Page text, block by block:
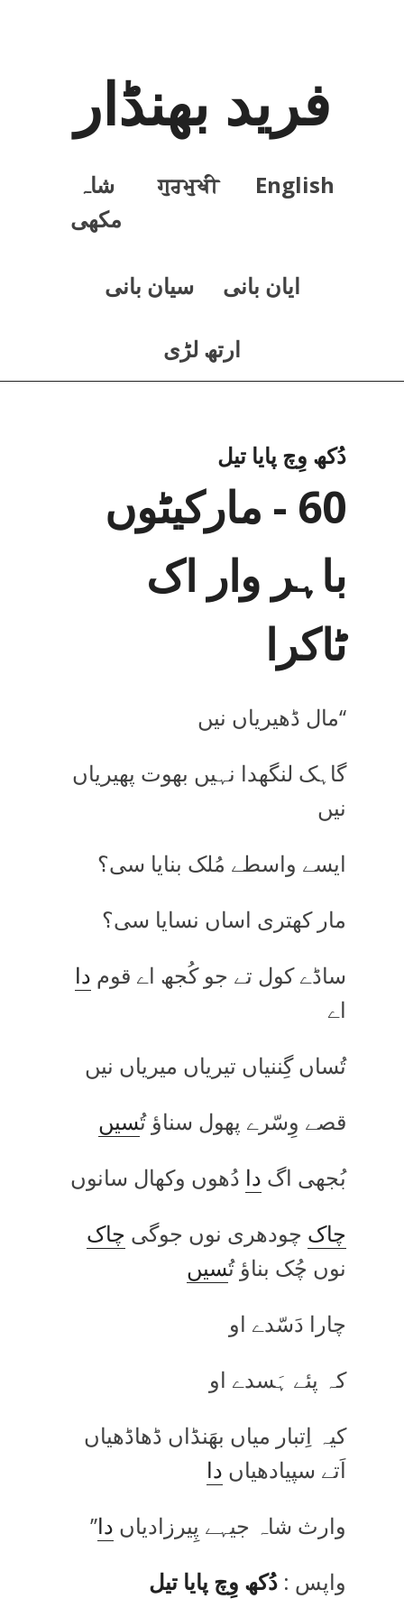
فرید بھنڈار
English
ਗੁਰਮੁਖੀ
شاہ
مکھی
ايان بانی سيان بانی
ارتھ لڑی
دُکھ وِچ پایا تیل
60 - مارکیٹوں
باہر وار اک
ٹاکرا
‘‘مال ڈھیریاں نیں
گاہک لنگھدا نہیں بھوت پھیریاں
نیں
ایسے واسطے مُلک بنایا سی؟
مار کھتری اساں نسایا سی؟
ساڈے کول تے جو کُجھ اے قوم دا
اے
تُساں گِننیاں تیریاں میریاں نیں
قصے وِسّرے پھول سناؤ تُسیں
بُجھی اگ دا دُھوں وکھال سانوں
چاک چودھری نوں جوگی چاک
نوں چُک بناؤ تُسیں
چارا دَسّدے او
کہ پئے ہَسدے او
کیہ اِتبار میاں بھَنڈاں ڈھاڈھیاں
اَتے سپیادھیاں دا
وارث شاہ جیہے پِیرزادیاں دا’’
واپس : دُکھ وِچ پایا تیل